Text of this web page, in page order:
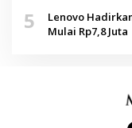
5
Lenovo
Mulai Rp7,8 Juta